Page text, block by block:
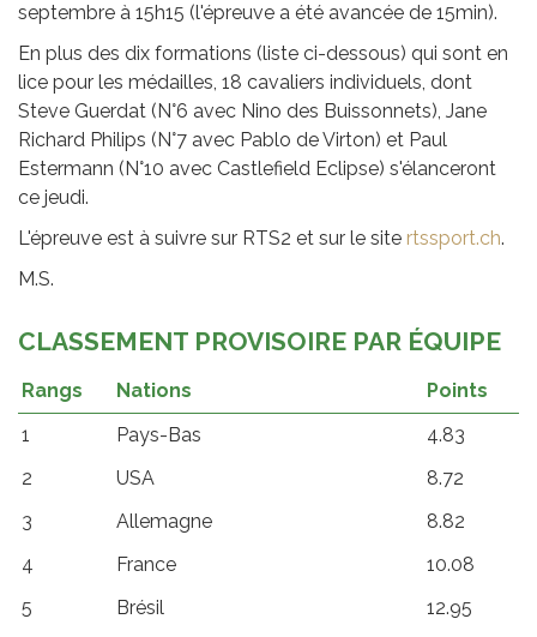
septembre à 15h15 (l'épreuve a été avancée de 15min).
En plus des dix formations (liste ci-dessous) qui sont en
lice pour les médailles, 18 cavaliers individuels, dont
Steve Guerdat (N°6 avec Nino des Buissonnets), Jane
Richard Philips (N°7 avec Pablo de Virton) et Paul
Estermann (N°10 avec Castlefield Eclipse) s'élanceront
ce jeudi.
L'épreuve est à suivre sur RTS2 et sur le site rtssport.ch.
M.S.
CLASSEMENT PROVISOIRE PAR ÉQUIPE
Rangs Nations
Points
1
Pays-Bas
4.83
2
USA
8.72
3
Allemagne
8.82
4
France
10.08
5
Brésil
12.95